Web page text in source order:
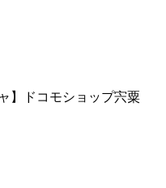
】ドコモショップ宍粟